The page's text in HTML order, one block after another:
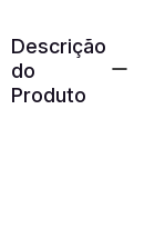
Descrição
do
Produto